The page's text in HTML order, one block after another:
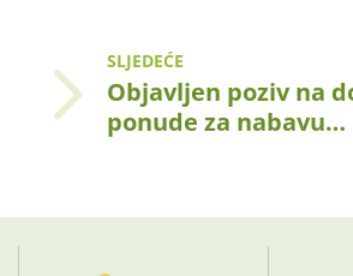
SLJEDEĆE
Objavljen poziv na
ponude za nabavu…